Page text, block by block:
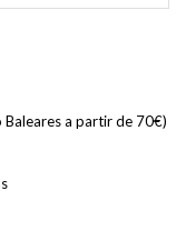
a partir de 70€)